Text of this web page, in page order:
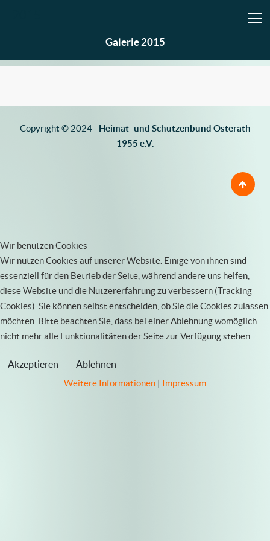
Galerie 2015
Copyright © 2024 - Heimat- und Schützenbund Osterath
1955 e.V.
Wir benutzen Cookies
Wir nutzen Cookies auf unserer Website. Einige von ihnen sind
essenziell für den Betrieb der Seite, während andere uns helfen,
diese Website und die Nutzererfahrung zu verbessern (Tracking
Cookies). Sie können selbst entscheiden, ob Sie die Cookies zulassen
möchten. Bitte beachten Sie, dass bei einer Ablehnung womöglich
nicht mehr alle Funktionalitäten der Seite zur Verfügung stehen.
Akzeptieren Ablehnen
Weitere Informationen | Impressum
≡